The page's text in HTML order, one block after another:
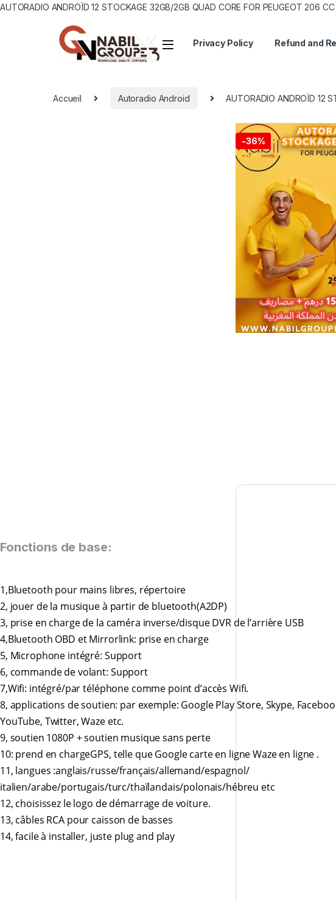
AUTORADIO ANDROÏD 12 STOCKAGE 32GB/2GB QUAD CORE FOR PEUGEOT 206
Privacy Policy Refund and
Accueil Autoradio Android AUTORADIO ANDROÏD 12
-36%
Fonctions de base:
1,Bluetooth pour mains libres, répertoire
2, jouer de la musique à partir de bluetooth(A2DP)
3, prise en charge de la caméra inverse/disque DVR de l’arrière USB
4,Bluetooth OBD et Mirrorlink: prise en charge
5, Microphone intégré: Support
6, commande de volant: Support
7,Wifi: intégré/par téléphone comme point d’accès Wifi.
8, applications de soutien: par exemple: Google Play Store, Skype,
YouTube, Twitter, Waze etc.
9, soutien 1080P + soutien musique sans perte
10: prend en chargeGPS, telle que Google carte en ligne Waze en ligne .
11, langues :anglais/russe/français/allemand/espagnol/
italien/arabe/portugais/turc/thaïlandais/polonais/hébreu etc
12, choisissez le logo de démarrage de voiture.
13, câbles RCA pour caisson de basses
14, facile à installer, juste plug and play